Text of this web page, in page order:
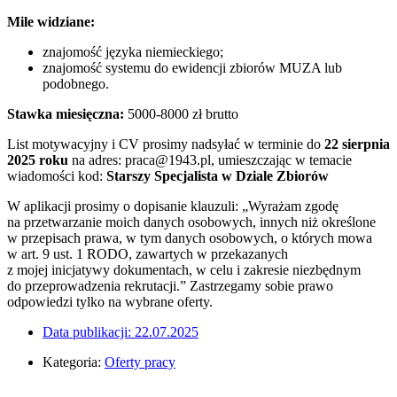
Mile widziane:
znajomość języka niemieckiego;
znajomość systemu do ewidencji zbiorów MUZA lub
podobnego.
Stawka miesięczna: 5000-8000 zł brutto
List motywacyjny i CV prosimy nadsyłać w terminie do 22 sierpnia
2025 roku na adres: praca@1943.pl, umieszczając w temacie
wiadomości kod: Starszy Specjalista w Dziale Zbiorów
W aplikacji prosimy o dopisanie klauzuli: „Wyrażam zgodę
na przetwarzanie moich danych osobowych, innych niż określone
w przepisach prawa, w tym danych osobowych, o których mowa
w art. 9 ust. 1 RODO, zawartych w przekazanych
z mojej inicjatywy dokumentach, w celu i zakresie niezbędnym
do przeprowadzenia rekrutacji.” Zastrzegamy sobie prawo
odpowiedzi tylko na wybrane oferty.
Data publikacji: 22.07.2025
Kategoria: Oferty pracy